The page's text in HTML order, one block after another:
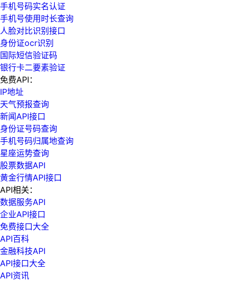
手机号码实名认证
手机号使用时长查询
人脸对比识别接口
身份证ocr识别
国际短信验证码
银行卡二要素验证
免费API：
IP地址
天气预报查询
新闻API接口
身份证号码查询
手机号码归属地查询
星座运势查询
股票数据API
黄金行情API接口
API相关：
数据服务API
企业API接口
免费接口大全
API百科
金融科技API
API接口大全
API资讯